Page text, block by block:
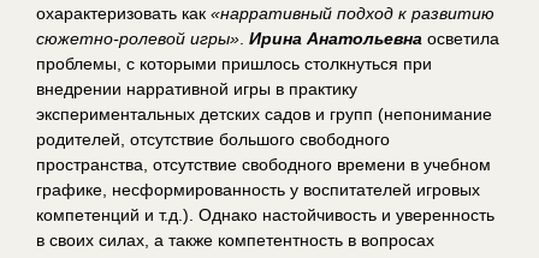
охарактеризовать как «нарративный подход к развитию
сюжетно-ролевой игры» Ирина Анатольевна осветила
проблемы, с которыми пришлось столкнуться при
внедрении нарративной игры в практику
экспериментальных детских садов и групп (непонимание
родителей, отсутствие большого свободного
пространства, отсутствие свободного времени в учебном
графике, несформированность у воспитателей игровых
компетенций и т.д.). Однако настойчивость и уверенность
в своих силах, а также компетентность в вопросах